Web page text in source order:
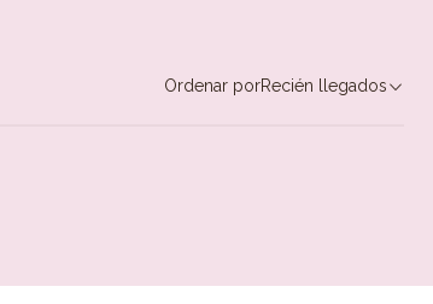
Ordenar porRecién llegados